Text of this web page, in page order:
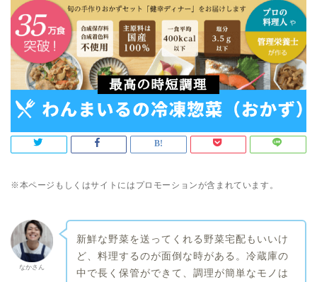
※本ページもしくはサイトにはプロモーションが含まれています。
なかさん
新鮮な野菜を送ってくれる野菜宅配もいいけ
ど、料理するのが面倒な時がある。冷蔵庫の
中で長く保管ができて、調理が簡単なモノは